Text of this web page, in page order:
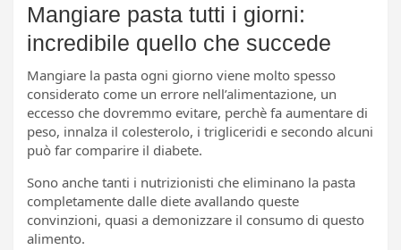
Mangiare pasta tutti i giorni:
incredibile quello che succede
Mangiare la pasta ogni giorno viene molto spesso
considerato come un errore nell’alimentazione, un
eccesso che dovremmo evitare, perchè fa aumentare di
peso, innalza il colesterolo, i trigliceridi e secondo alcuni
può far comparire il diabete.
Sono anche tanti i nutrizionisti che eliminano la pasta
completamente dalle diete avallando queste
convinzioni, quasi a demonizzare il consumo di questo
alimento.